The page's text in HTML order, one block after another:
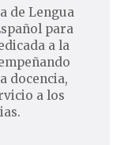
de Lengua
para
a la
docencia,
a los